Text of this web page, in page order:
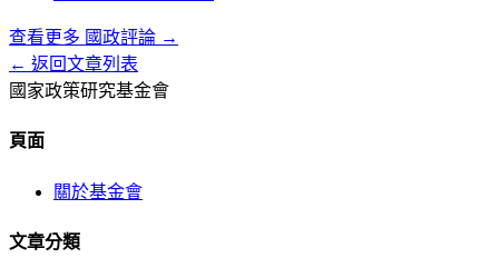
查看更多 國政評論 →
← 返回文章列表
國家政策研究基金會
頁面
關於基金會
文章分類